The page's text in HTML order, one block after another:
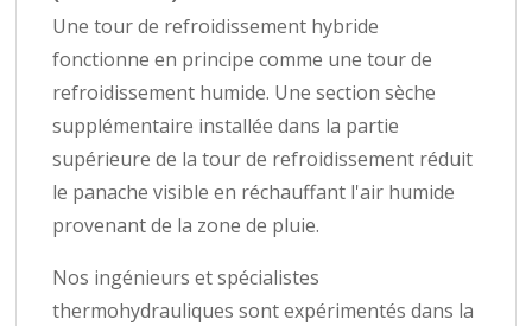
Une tour de refroidissement hybride
fonctionne en principe comme une tour de
refroidissement humide. Une section sèche
supplémentaire installée dans la partie
supérieure de la tour de refroidissement réduit
le panache visible en réchauffant l'air humide
provenant de la zone de pluie.
Nos ingénieurs et spécialistes
thermohydrauliques sont expérimentés dans la